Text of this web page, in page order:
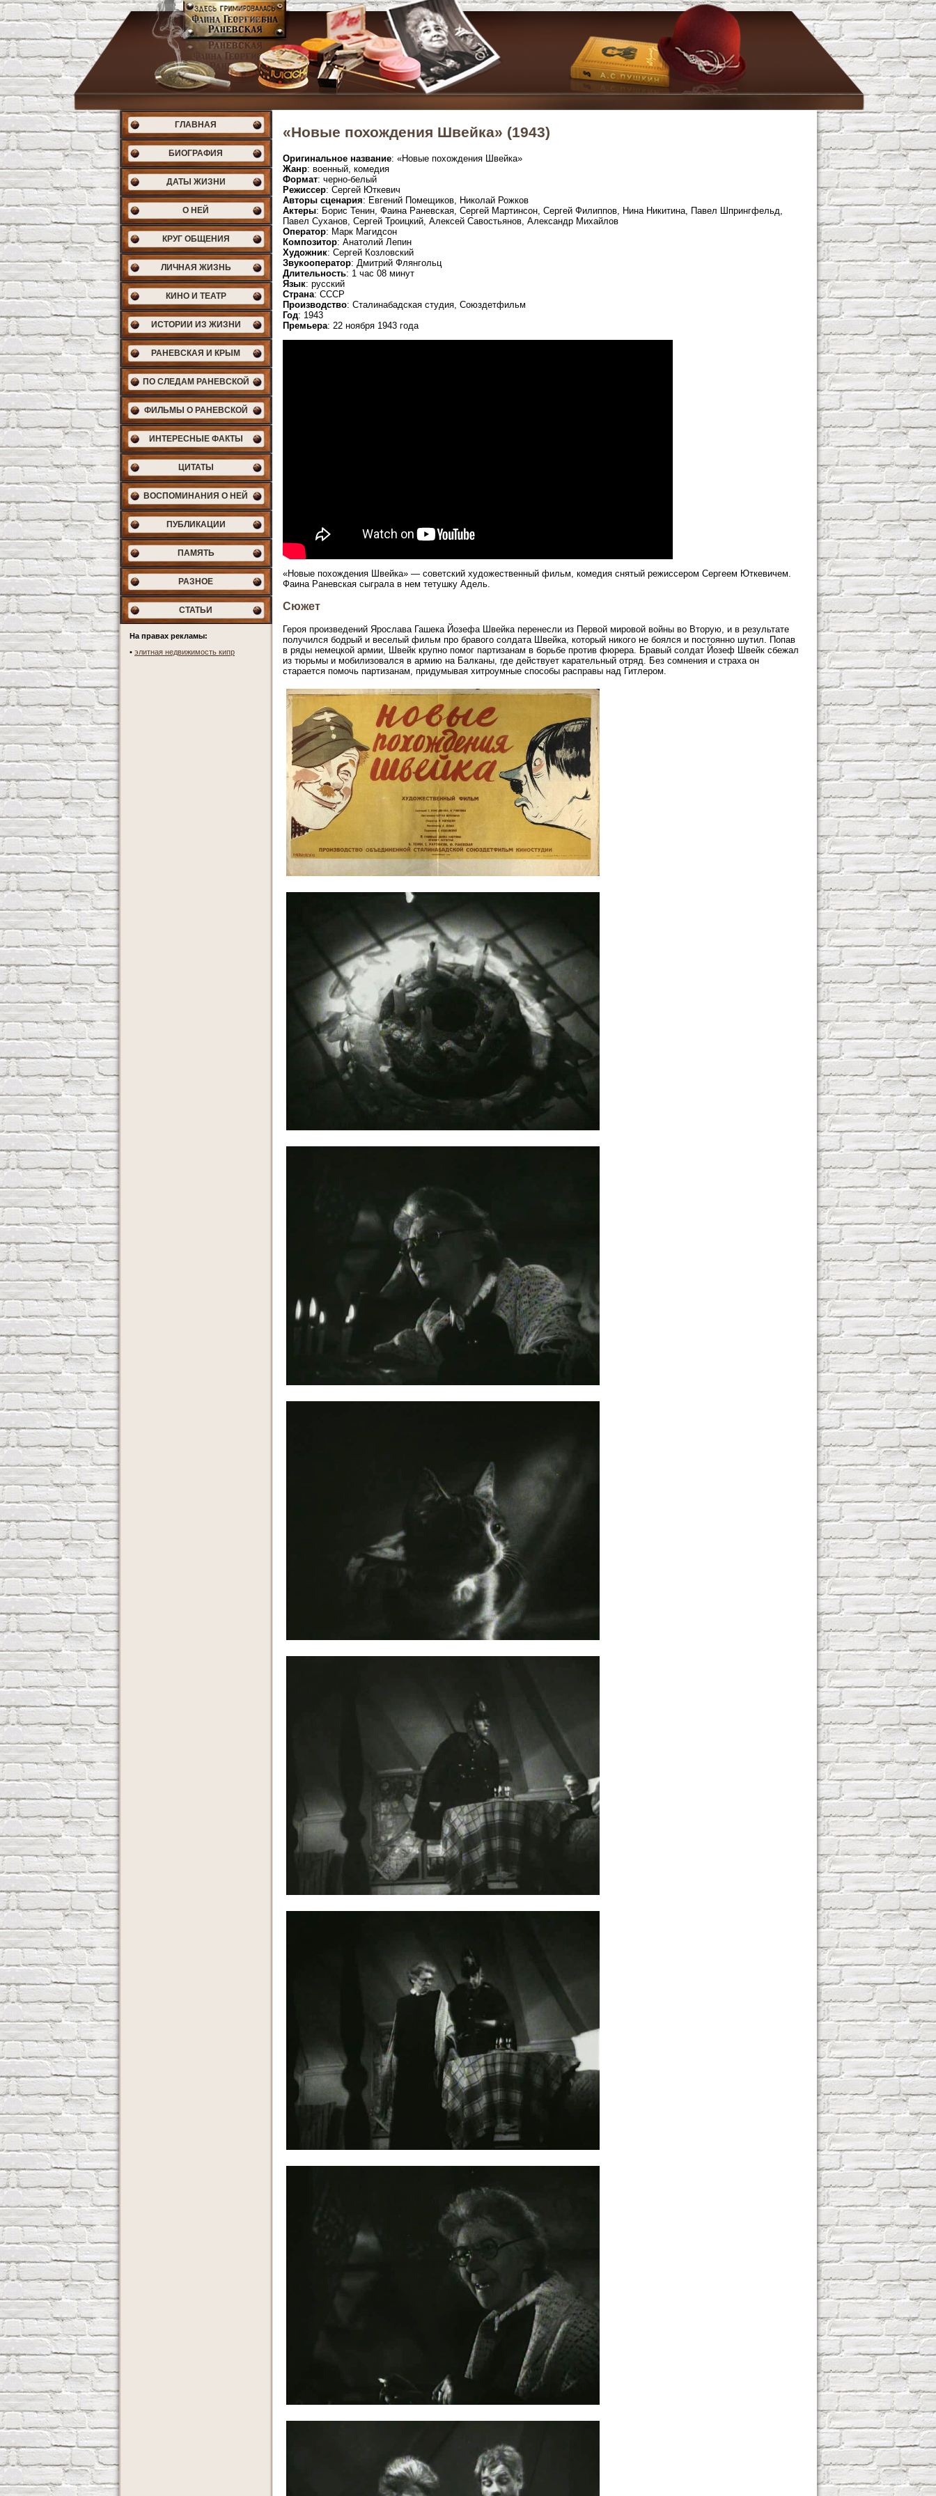
ГЛАВНАЯ
БИОГРАФИЯ
ДАТЫ ЖИЗНИ
О НЕЙ
КРУГ ОБЩЕНИЯ
ЛИЧНАЯ ЖИЗНЬ
КИНО И ТЕАТР
ИСТОРИИ ИЗ ЖИЗНИ
РАНЕВСКАЯ И КРЫМ
ПО СЛЕДАМ РАНЕВСКОЙ
ФИЛЬМЫ О РАНЕВСКОЙ
ИНТЕРЕСНЫЕ ФАКТЫ
ЦИТАТЫ
ВОСПОМИНАНИЯ О НЕЙ
ПУБЛИКАЦИИ
ПАМЯТЬ
РАЗНОЕ
СТАТЬИ
На правах рекламы:
• элитная недвижимость кипр
«Новые похождения Швейка» (1943)
Оригинальное название: «Новые похождения Швейка»
Жанр: военный, комедия
Формат: черно-белый
Режиссер: Сергей Юткевич
Авторы сценария: Евгений Помещиков, Николай Рожков
Актеры: Борис Тенин, Фаина Раневская, Сергей Мартинсон, Сергей Филиппов, Нина Никитина, Павел Шпрингфельд,
Павел Суханов, Сергей Троицкий, Алексей Савостьянов, Александр Михайлов
Оператор: Марк Магидсон
Композитор: Анатолий Лепин
Художник: Сергей Козловский
Звукооператор: Дмитрий Флянгольц
Длительность: 1 час 08 минут
Язык: русский
Страна: СССР
Производство: Сталинабадская студия, Союздетфильм
Год: 1943
Премьера: 22 ноября 1943 года
«Новые похождения Швейка» — советский художественный фильм, комедия снятый режиссером Сергеем Юткевичем.
Фаина Раневская сыграла в нем тетушку Адель.
Сюжет
Героя произведений Ярослава Гашека Йозефа Швейка перенесли из Первой мировой войны во Вторую, и в результате
получился бодрый и веселый фильм про бравого солдата Швейка, который никого не боялся и постоянно шутил. Попав
в ряды немецкой армии, Швейк крупно помог партизанам в борьбе против фюрера. Бравый солдат Йозеф Швейк сбежал
из тюрьмы и мобилизовался в армию на Балканы, где действует карательный отряд. Без сомнения и страха он
старается помочь партизанам, придумывая хитроумные способы расправы над Гитлером.